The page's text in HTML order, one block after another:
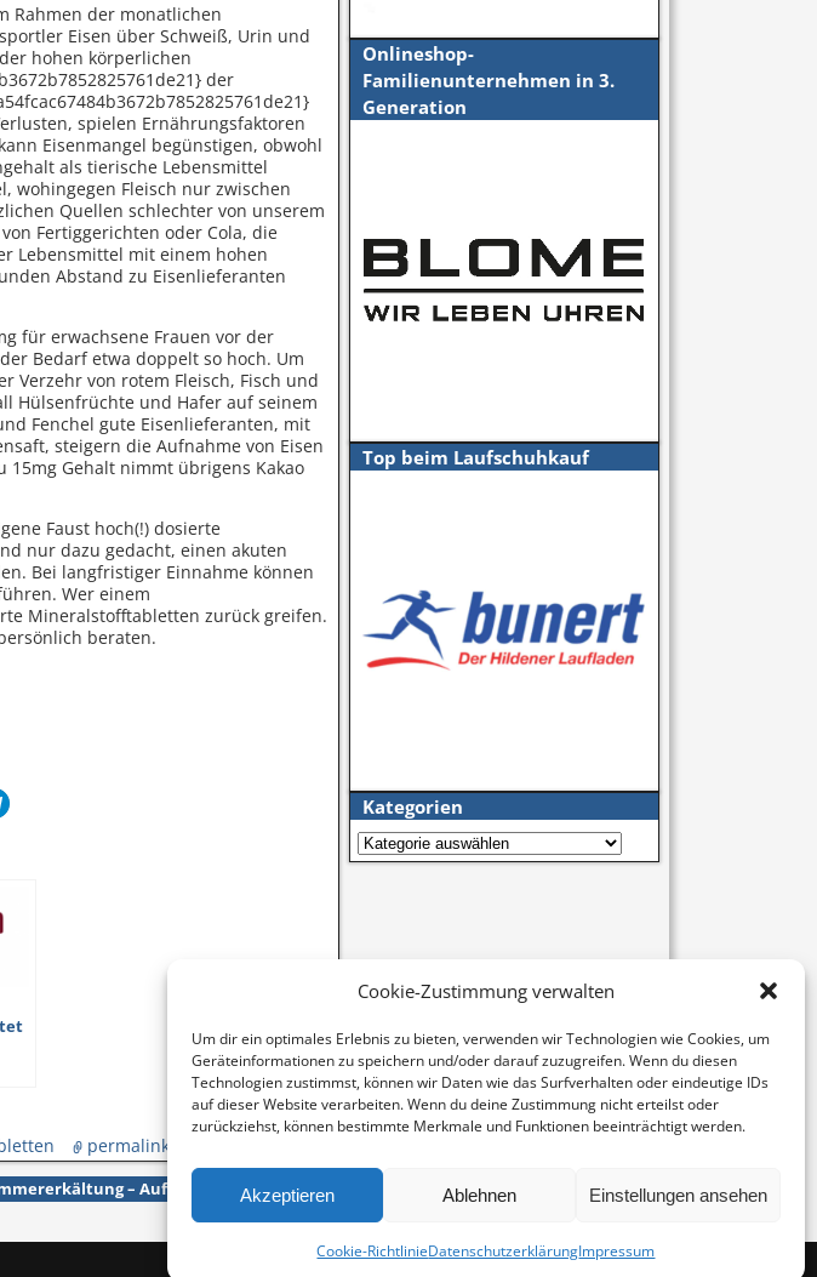
Cookie-Zustimmung verwalten
Um dir ein optimales Erlebnis zu bieten, verwenden wir Technologien wie Cookies, um
Geräteinformationen zu speichern und/oder darauf zuzugreifen. Wenn du diesen
Technologien zustimmst, können wir Daten wie das Surfverhalten oder eindeutige IDs
auf dieser Website verarbeiten. Wenn du deine Zustimmung nicht erteilst oder
zurückziehst, können bestimmte Merkmale und Funktionen beeinträchtigt werden.
Akzeptieren Ablehnen Einstellungen ansehen
Cookie-RichtlinieDatenschutzerklärungImpressum
Rahmen der monatlichen
Eisen über Schweiß, Urin und
hohen körperlichen
der
spielen Ernährungsfaktoren
Eisenmangel begünstigen, obwohl
als tierische Lebensmittel
wohingegen Fleisch nur zwischen
Quellen schlechter von unserem
Fertiggerichten oder Cola, die
Lebensmittel mit einem hohen
Abstand zu Eisenlieferanten
für erwachsene Frauen vor der
Bedarf etwa doppelt so hoch. Um
Verzehr von rotem Fleisch, Fisch und
Hülsenfrüchte und Hafer auf seinem
Fenchel gute Eisenlieferanten, mit
steigern die Aufnahme von Eisen
Gehalt nimmt übrigens Kakao
Faust hoch(!) dosierte
nur dazu gedacht, einen akuten
Bei langfristiger Einnahme können
Wer einem
Mineralstofftabletten zurück greifen.
beraten.
permalink
– Auf Vitamin D achten→
Onlineshop-
Familienunternehmen in 3.
Generation
Top beim Laufschuhkauf
Kategorien
Weaver Xtreme Theme Datenschutzerklärung